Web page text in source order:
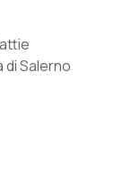
Salerno